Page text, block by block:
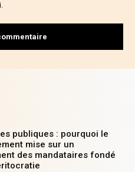
publiques : pourquoi le
mise sur un
des mandataires fondé